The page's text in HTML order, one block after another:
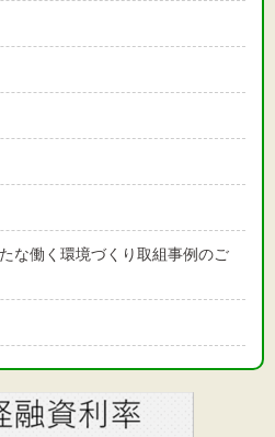
な働く環境づくり取組事例のご